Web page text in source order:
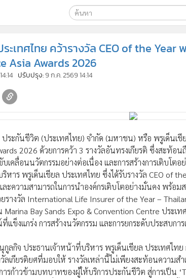
ค้นหา
Google
ะเทศไทย คว้ารางวัล CEO of the
Asia Awards 2026
ปรับปรุง:9 ก.ค. 2569 14:14
ระกันชีวิต (ประเทศไทย) จำกัด (มหาชน) หรือ พรูเด็นเชี
2026 ด้วยการคว้า 3 รางวัลอันทรงเกียรติ ซึ่งสะท้อ
เคลื่อนนวัตกรรมอย่างต่อเนื่อง และการสร้างการเติบโ
หาร พรูเด็นเชียล ประเทศไทย ซึ่งได้รับรางวัล CEO of
ะความสามารถในการนำองค์กรเติบโตอย่างมั่นคง พร้อ
รางวัล International Life Insurer of the Year –
Bay Sands Expo & Convention Centre ประเ
แข็งแกร่ง การสร้างนวัตกรรม และการยกระดับประสบกา
ลกิจ ประธานเจ้าหน้าที่บริหาร พรูเด็นเชียล ประเทศไท
ลเกียรติยศที่มอบให้ รางวัลเหล่านี้ไม่เพียงสะท้อนความสำ
รก้าวข้ามบทบาทของผู้ให้บริการประกันชีวิต สู่การเป็น